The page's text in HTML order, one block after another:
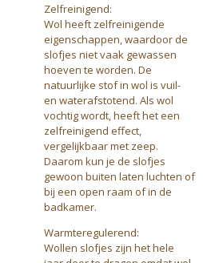
Zelfreinigend:
Wol heeft zelfreinigende
eigenschappen, waardoor de
slofjes niet vaak gewassen
hoeven te worden. De
natuurlijke stof in wol is vuil-
en waterafstotend. Als wol
vochtig wordt, heeft het een
zelfreinigend effect,
vergelijkbaar met zeep.
Daarom kun je de slofjes
gewoon buiten laten luchten of
bij een open raam of in de
badkamer.
Warmteregulerend:
Wollen slofjes zijn het hele